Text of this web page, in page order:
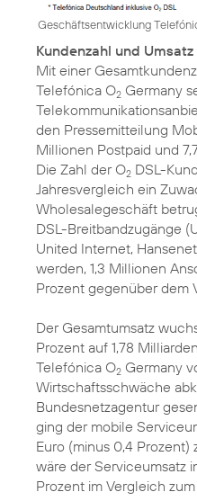
Geschäftsentwicklung
Kundenzahl und Umsatz
Mit einer
Telefónica O2 Germany
den Pressemitteilung
Millionen Postpaid und
Die Zahl der O2 DSL-
Jahresvergleich ein
Wholesalegeschäft
DSL-Breitbandzugänge
United Internet,
werden, 1,3 Millionen
Prozent gegenüber dem
Der Gesamtumsatz
Prozent auf 1,78
Telefónica O2 Germany
Wirtschaftsschwäche
Bundesnetzagentur
ging der mobile
Euro (minus 0,4
wäre der Serviceumsatz
Prozent im Vergleich